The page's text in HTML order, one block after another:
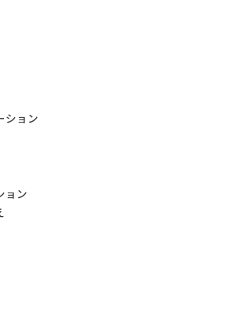
ション
ョン